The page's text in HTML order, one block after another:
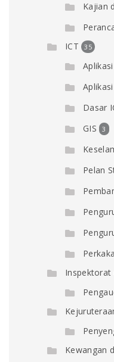
Kajian
ICT 35
Dasar
GIS 3
Pelan
Inspektorat
Kewangan